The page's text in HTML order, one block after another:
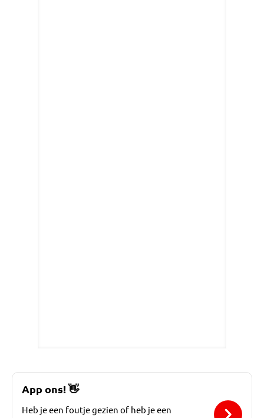
App ons!👋
Heb je een foutje gezien of heb je een